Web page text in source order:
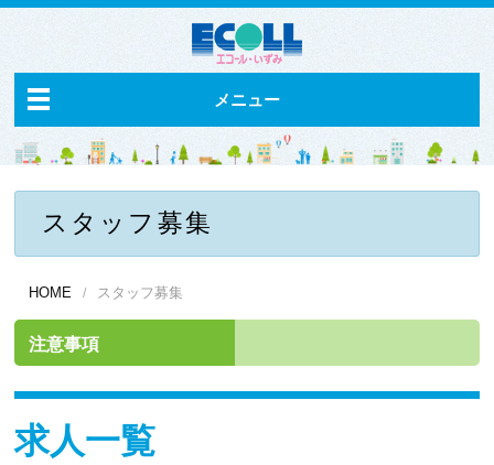
メニュー
スタッフ募集
HOME スタッフ募集
注意事項
求人一覧